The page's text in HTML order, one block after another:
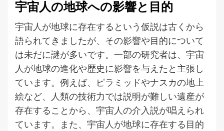
宇宙人の地球への影響と目的
宇宙人が地球に存在するという仮説は古くから
語られてきましたが、その影響や目的について
は未だに謎が多いです。一部の研究者は、宇宙
人が地球の進化や歴史に影響を与えたと主張し
ています。例えば、ピラミッドやナスカの地上
絵など、人類の技術力では説明が難しい遺産が
存在することから、宇宙人の介入説が唱えられ
ています。また、宇宙人が地球に存在する目的